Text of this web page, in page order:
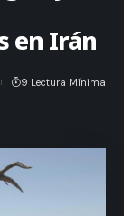
en Irán
9 Lectura Mínima